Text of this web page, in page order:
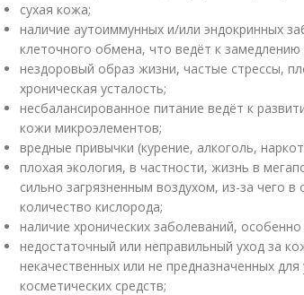
сухая кожа;
наличие аутоиммунных и/или эндокринных
клеточного обмена, что ведёт к замедлению
нездоровый образ жизни, частые стрессы,
хроническая усталость;
несбалансированное питание ведёт к
кожи микроэлементов;
вредные привычки (курение, алкоголь,
плохая экология, в частности, жизнь в
сильно загрязненным воздухом, из-за чего
количество кислорода;
наличие хронических заболеваний,
недостаточный или неправильный уход за
некачественных или не предназначенных
косметических средств;